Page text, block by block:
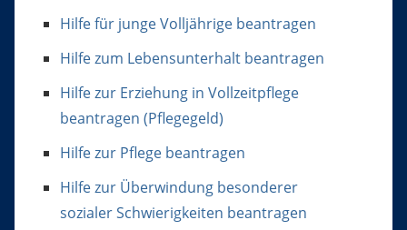
Hilfe für junge Volljährige beantragen
Hilfe zum Lebensunterhalt beantragen
Hilfe zur Erziehung in Vollzeitpflege
beantragen (Pflegegeld)
Hilfe zur Pflege beantragen
Hilfe zur Überwindung besonderer
sozialer Schwierigkeiten beantragen